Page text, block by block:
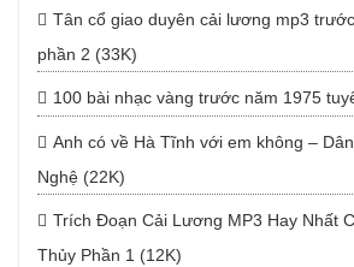
Tân cổ giao duyên cải lương mp3
phần 2 (33K)
100 bài nhạc vàng trước năm 1975
Anh có về Hà Tĩnh với em không –
Nghệ (22K)
Trích Đoạn Cải Lương MP3 Hay Nhất
Thủy Phần 1 (12K)